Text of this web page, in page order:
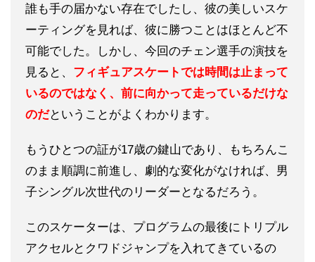
誰も手の届かない存在でしたし、彼の美しいスケ
ーティングを見れば、彼に勝つことはほとんど不
可能でした。しかし、今回のチェン選手の演技を
見ると、 フィギュアスケートでは時間は止まって
いるのではなく、前に向かって走っているだけな
のだということがよくわかります。
もうひとつの証が17歳の鍵山であり、もちろんこ
のまま順調に前進し、劇的な変化がなければ、男
子シングル次世代のリーダーとなるだろう。
このスケーターは、プログラムの最後にトリプル
アクセルとクワドジャンプを入れてきているの